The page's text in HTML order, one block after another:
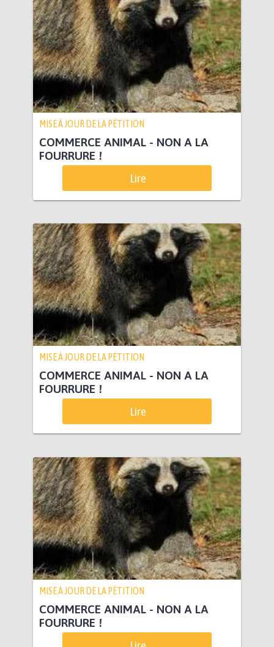
MISE À JOUR DE LA PÉTITION
COMMERCE ANIMAL - NON A LA
FOURRURE !
Lire
MISE À JOUR DE LA PÉTITION
COMMERCE ANIMAL - NON A LA
FOURRURE !
Lire
MISE À JOUR DE LA PÉTITION
COMMERCE ANIMAL - NON A LA
FOURRURE !